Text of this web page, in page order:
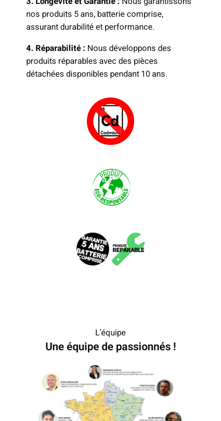
nos produits 5 ans, batterie comprise,
assurant durabilité et performance.
4. Réparabilité : Nous développons des
produits réparables avec des pièces
détachées disponibles pendant 10 ans.
L’équipe
Une équipe de passionnés !